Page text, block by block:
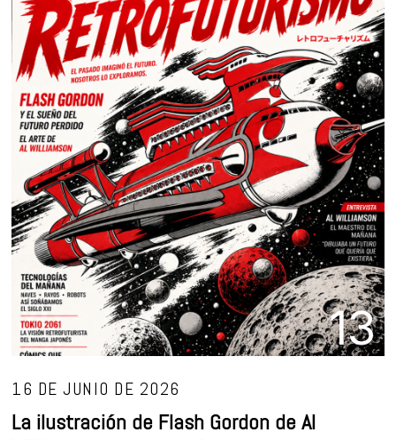
13
16 DE JUNIO DE 2026
La ilustración de Flash Gordon de Al